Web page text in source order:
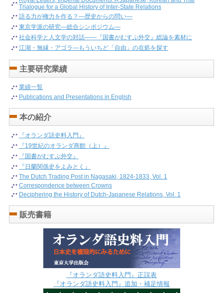
Trialogue for a Global History of Inter-State Relations
語る力が権力を作る？―歴史からの問い―
東京学派の研究―総合シンポジウム―
社会科学と人文学の対話――『国書がむすぶ外交』総論を素材に
江湖・無縁・アゴラ―もういちど「自由」の在処を探す
主要研究業績
業績一覧
Publications and Presentations in English
本の紹介
『オランダ語史料入門』
『19世紀のオランダ商館（上）』
『国書がむすぶ外交』
『日蘭関係史をよみとく』
The Dutch Trading Post in Nagasaki, 1824-1833, Vol. 1
Correspondence between Crowns
Deciphering the History of Dutch-Japanese Relations, Vol. 1
販売書籍
『オランダ語史料入門』正誤表
『オランダ語史料入門』追加・補足情報